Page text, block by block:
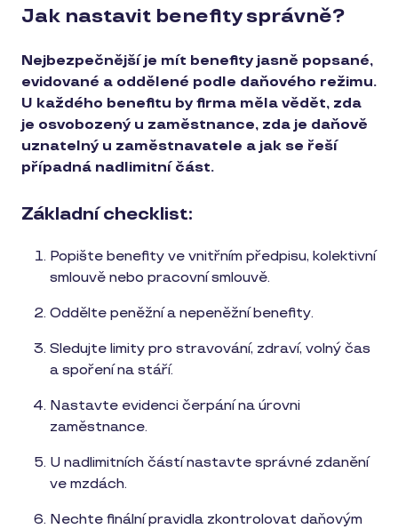
Jak nastavit benefity správně?
Nejbezpečnější je mít benefity jasně popsané,
evidované a oddělené podle daňového režimu.
U každého benefitu by firma měla vědět, zda
je osvobozený u zaměstnance, zda je daňově
uznatelný u zaměstnavatele a jak se řeší
případná nadlimitní část.
Základní checklist:
Popište benefity ve vnitřním předpisu, kolektivní
smlouvě nebo pracovní smlouvě.
Oddělte peněžní a nepeněžní benefity.
Sledujte limity pro stravování, zdraví, volný čas
a spoření na stáří.
Nastavte evidenci čerpání na úrovni
zaměstnance.
U nadlimitních částí nastavte správné zdanění
ve mzdách.
Nechte finální pravidla zkontrolovat daňovým